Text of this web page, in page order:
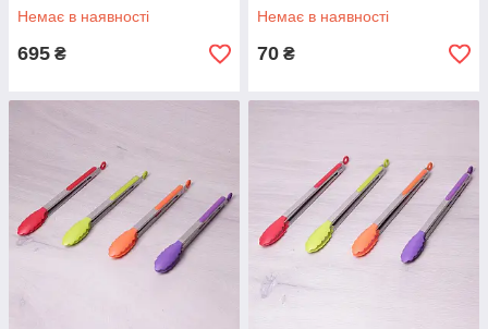
Немає в наявності
695 ₴
Немає в наявності
70 ₴